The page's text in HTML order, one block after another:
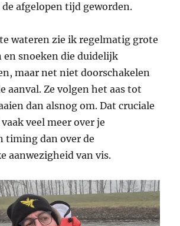
afgelopen tijd geworden.
wateren zie ik regelmatig grote
en snoeken die duidelijk
maar net niet doorschakelen
aanval. Ze volgen het aas tot
dan alsnog om. Dat cruciale
veel meer over je
timing dan over de
aanwezigheid van vis.